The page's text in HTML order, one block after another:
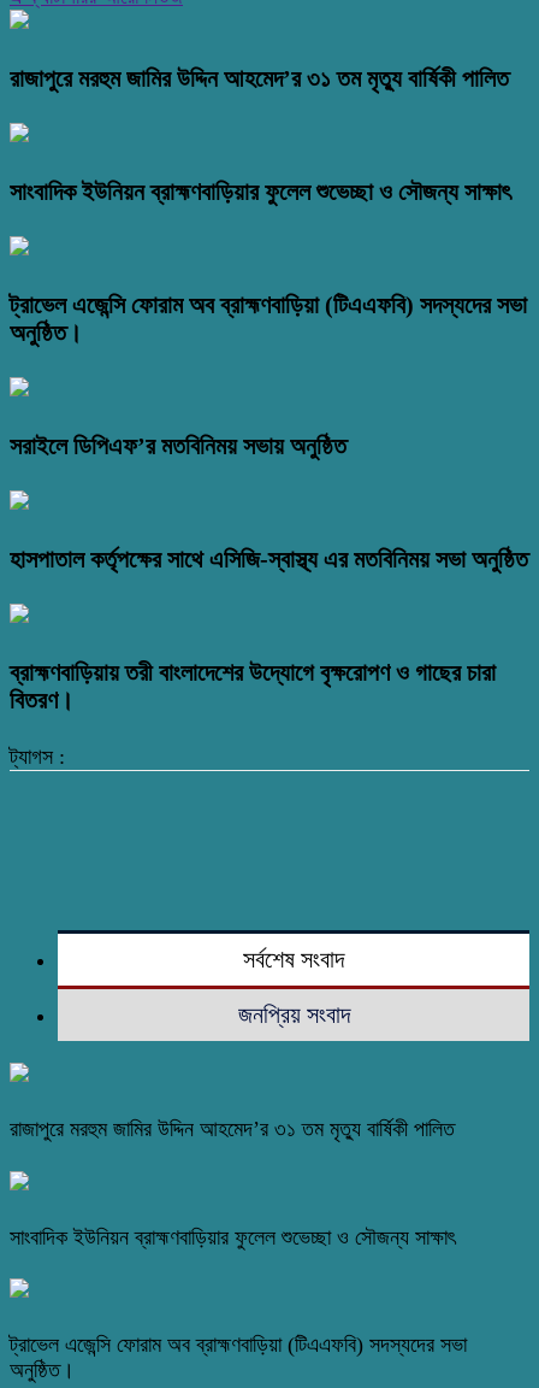
রাজাপুরে মরহুম জামির উদ্দিন আহমেদ’র ৩১ তম মৃত্যু বার্ষিকী পালিত
সাংবাদিক ইউনিয়ন ব্রাহ্মণবাড়িয়ার ফুলেল শুভেচ্ছা ও সৌজন্য সাক্ষাৎ
ট্রাভেল এজেন্সি ফোরাম অব ব্রাহ্মণবাড়িয়া (টিএএফবি) সদস্যদের সভা
অনুষ্ঠিত।
সরাইলে ডিপিএফ’র মতবিনিময় সভায় অনুষ্ঠিত
হাসপাতাল কর্তৃপক্ষের সাথে এসিজি-স্বাস্থ্য এর মতবিনিময় সভা অনুষ্ঠিত
ব্রাহ্মণবাড়িয়ায় তরী বাংলাদেশের উদ্যোগে বৃক্ষরোপণ ও গাছের চারা
বিতরণ।
ট্যাগস :
সর্বশেষ সংবাদ
জনপ্রিয় সংবাদ
রাজাপুরে মরহুম জামির উদ্দিন আহমেদ’র ৩১ তম মৃত্যু বার্ষিকী পালিত
সাংবাদিক ইউনিয়ন ব্রাহ্মণবাড়িয়ার ফুলেল শুভেচ্ছা ও সৌজন্য সাক্ষাৎ
ট্রাভেল এজেন্সি ফোরাম অব ব্রাহ্মণবাড়িয়া (টিএএফবি) সদস্যদের সভা
অনুষ্ঠিত।